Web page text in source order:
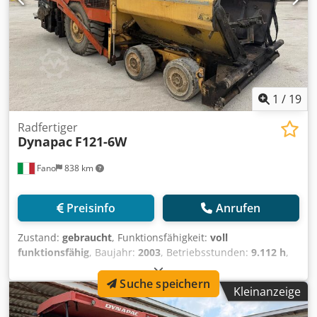
1 / 19
Fano 838 km
Radfertiger
Dynapac F121-6W
Preisinfo Anrufen
Zustand: gebraucht, Funktionsfähigkeit: voll
funktionsfähig, Baujahr: 2003, Betriebsstunden: 9.112 h,
Radgesteuerte Asphaltfertiger Dynapac F121-6W Baujahr
2003 Maximales Betriebsgewicht: 16.000 kg Motortyp:
Cummins QSB 5. 6x6 Betriebsstunden: 9112 Cjdpfszr Ezbex
Adrerf Guter Allgemeinzustand WIR PRÜFEN
Kleinanzeige
Suche speichern